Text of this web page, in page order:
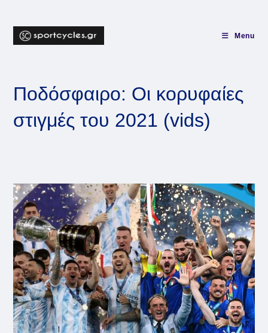
content
Menu
Ποδόσφαιρο: Οι κορυφαίες
στιγμές του 2021 (vids)